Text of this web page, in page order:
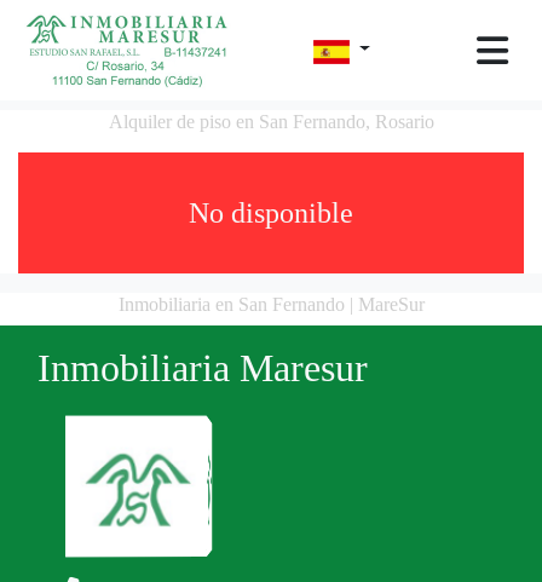
Alquiler de piso en San Fernando, Rosario
No disponible
Inmobiliaria en San Fernando | MareSur
Inmobiliaria Maresur